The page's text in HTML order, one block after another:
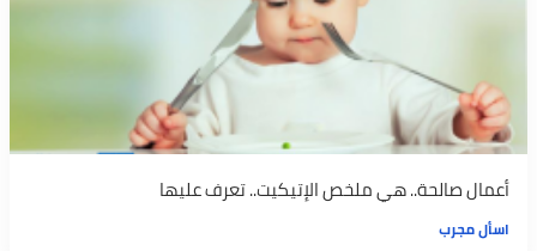
أعمال صالحة.. هي ملخص الإتيكيت.. تعرف عليها
اسأل مجرب